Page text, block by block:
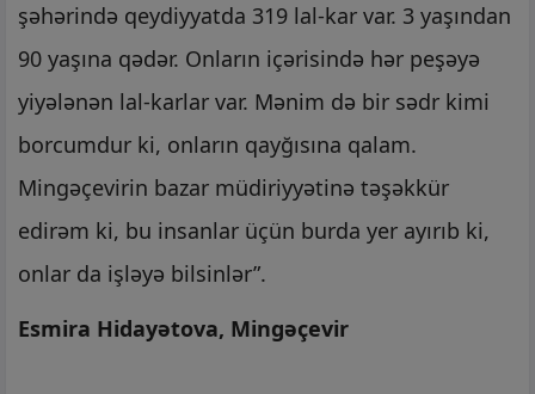
şəhərində qeydiyyatda 319 lal-kar var. 3 yaşından
90 yaşına qədər. Onların içərisində hər peşəyə
yiyələnən lal-karlar var. Mənim də bir sədr kimi
borcumdur ki, onların qayğısına qalam.
Mingəçevirin bazar müdiriyyətinə təşəkkür
edirəm ki, bu insanlar üçün burda yer ayırıb ki,
onlar da işləyə bilsinlər”.
Esmira Hidayətova, Mingəçevir